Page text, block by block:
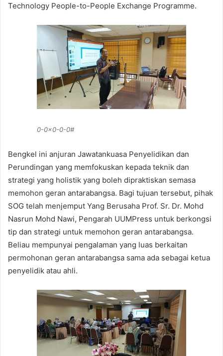
Technology People-to-People Exchange Programme.
0-0x0-0-0#
Bengkel ini anjuran Jawatankuasa Penyelidikan dan
Perundingan yang memfokuskan kepada teknik dan
strategi yang holistik yang boleh dipraktiskan semasa
memohon geran antarabangsa. Bagi tujuan tersebut, pihak
SOG telah menjemput Yang Berusaha Prof. Sr. Dr. Mohd
Nasrun Mohd Nawi, Pengarah UUMPress untuk berkongsi
tip dan strategi untuk memohon geran antarabangsa.
Beliau mempunyai pengalaman yang luas berkaitan
permohonan geran antarabangsa sama ada sebagai ketua
penyelidik atau ahli.